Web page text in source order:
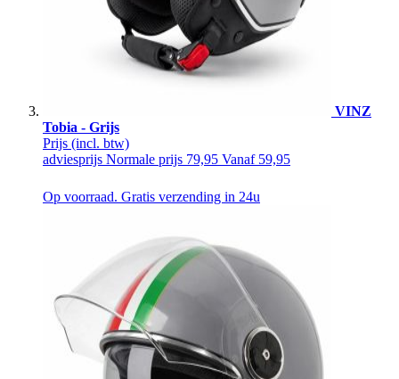
VINZ
Tobia - Grijs
Prijs (incl. btw)
adviesprijs Normale prijs 79,95 Vanaf 59,95
Op voorraad. Gratis verzending in 24u